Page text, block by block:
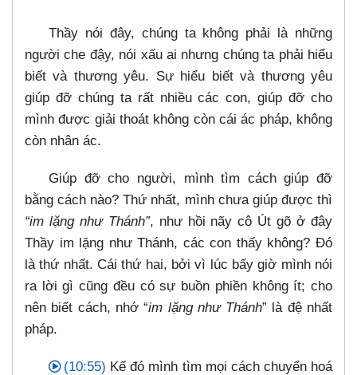
Thầy nói đây, chúng ta không phải là những
người che đậy, nói xấu ai nhưng chúng ta phải hiểu
biết và thương yêu. Sự hiểu biết và thương yêu
giúp đỡ chúng ta rất nhiều các con, giúp đỡ cho
mình được giải thoát không còn cái ác pháp, không
còn nhân ác.
Giúp đỡ cho người, mình tìm cách giúp đỡ
bằng cách nào? Thứ nhất, mình chưa giúp được thì
“im lặng như Thánh”, như hồi nãy cô Út gõ ở đây
Thầy im lặng như Thánh, các con thấy không? Đó
là thứ nhất. Cái thứ hai, bởi vì lúc bấy giờ mình nói
ra lời gì cũng đều có sự buồn phiền không ít; cho
nên biết cách, nhớ “im lặng như Thánh” là đệ nhất
pháp.
(10:55) Kế đó mình tìm mọi cách chuyển hoá